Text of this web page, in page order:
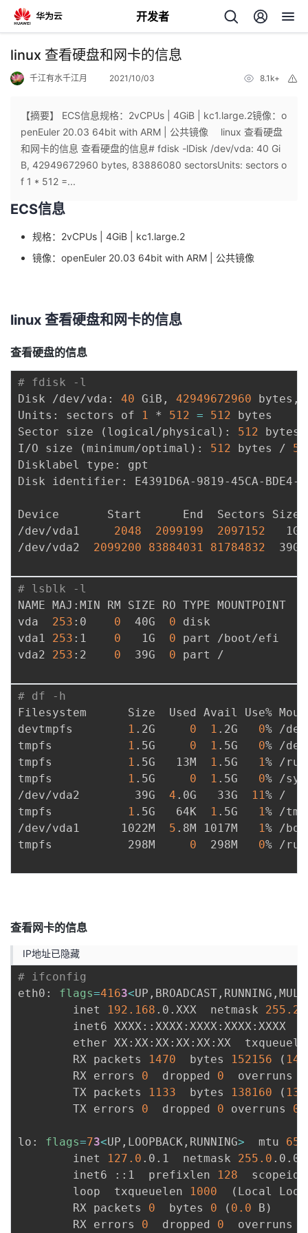
开发者
返
个
主
的
博
客
我
的
论
我
的
子
我
直
的
我
的
开
者
学
堂
我
的
我
证
实
验
的
收
藏
我
支
持
我
的
技
持
我
的
建
议
linux 查看硬盘和网卡的信息
千江有水千江月 2021/10/03 8.1k+
【摘要】 ECS信息规格：2vCPUs | 4GiB | kc1.large.2镜像：o
penEuler 20.03 64bit with ARM | 公共镜像 linux 查看硬盘
和网卡的信息 查看硬盘的信息# fdisk -lDisk /dev/vda: 40 Gi
B, 42949672960 bytes, 83886080 sectorsUnits: sectors o
f 1 * 512 =...
ECS信息
规格：2vCPUs | 4GiB | kc1.large.2
镜像：openEuler 20.03 64bit with ARM | 公共镜像
linux 查看硬盘和网卡的信息
查看硬盘的信息
# fdisk -l
Disk /dev/vda: 40 GiB, 42949672960 bytes,
Units: sectors of
1 * 512 = 512 bytes
Sector size
( logical/physical ) : 512
I/O size
( minimum/optimal ) : 512 bytes /
Disklabel type: gpt
Disk identifier: E4391D6A-9819-45CA-BDE4-
Device       Start      End  Sectors Size
/dev/vda1 2048 2099199 2097152
1G
/dev/vda2 2099200 83884031 81784832
39G
# lsblk -l
NAME MAJ:MIN RM SIZE RO TYPE MOUNTPOINT
vda 253 :0 0
  40G
0 disk
vda1 253 :1 0
   1G
0 part /boot/efi
vda2 253 :2 0
  39G
0 part /
# df -h
Filesystem      Size  Used Avail Use%
devtmpfs
1 .2G 0 1 .2G 0% /dev
tmpfs
1 .5G 0 1 .5G 0% /
tmpfs
1 .5G   13M 1 .5G 1% /run
tmpfs
1 .5G 0 1 .5G 0% /
/dev/vda2        39G 4 .0G   33G 11% /
tmpfs
1 .5G   64K 1 .5G 1% /tmp
/dev/vda1      1022M 5 .8M 1017M 1% /
tmpfs           298M 0
  298M
0% /
查看网卡的信息
IP地址已隐藏
# ifconfig
eth0: flags=4163<
        inet
192.168 .0.XXX  netmask
inet6 XXXX::XXXX:XXXX:XXXX:XXXX
ether XX:XX:XX:XX:XX:XX
        RX packets
1470
  bytes
152156 (
        RX errors
0
  dropped
0
  overruns
        TX packets
1133
  bytes
138160 (
        TX errors
0
  dropped
0 overruns 0
lo: flags=73<UP,LOOPBACK,RUNNING>
  mtu
        inet
127.0 .0.1  netmask 255.0 .0.0
        inet6 ::1  prefixlen
128
scopeid
        loop  txqueuelen
1000 ( Local
        RX packets
0
  bytes
0 ( 0.0 B )
        RX errors
0
  dropped
0
  overruns